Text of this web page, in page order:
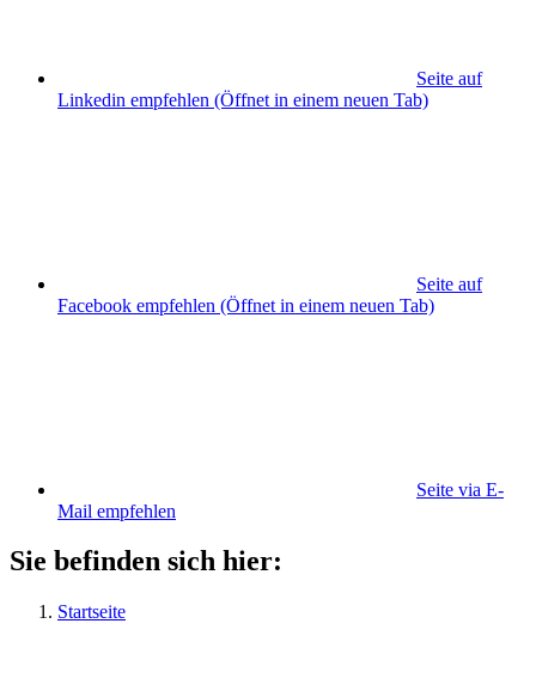
Seite auf
Linkedin empfehlen (Öffnet in einem neuen Tab)
Seite auf
Facebook empfehlen (Öffnet in einem neuen Tab)
Seite via E-
Mail empfehlen
Sie befinden sich hier:
Startseite